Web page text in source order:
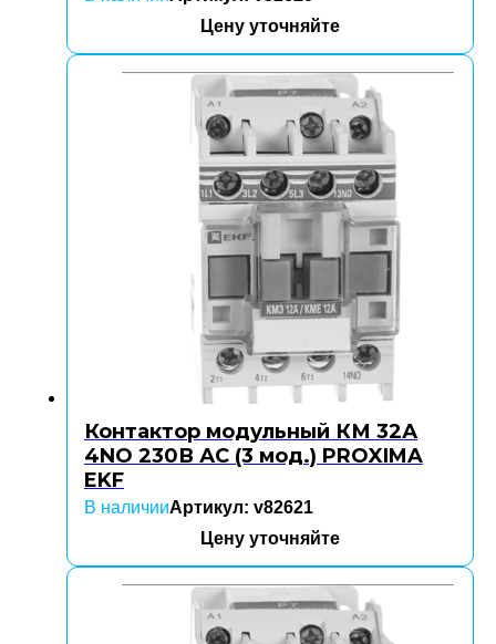
Цену уточняйте
Контактор модульный КМ 32А
4NO 230В АС (3 мод.) PROXIMA
EKF
В наличииАртикул: v82621
Цену уточняйте